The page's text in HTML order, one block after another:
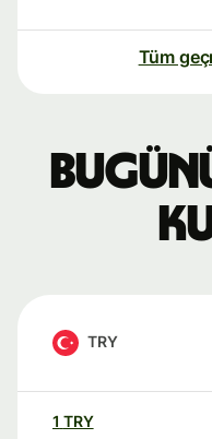
Tüm
TRY
1 TRY